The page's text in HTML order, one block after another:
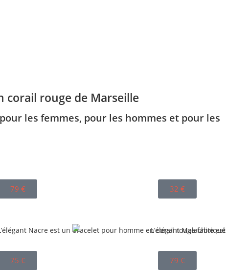
corail rouge de Marseille
les femmes, pour les hommes et pour les
79 € 32 €
75 € 79 €